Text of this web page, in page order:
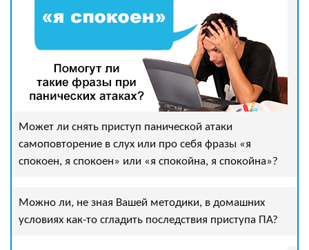
Может ли снять приступ панической атаки
самоповторение в слух или про себя фразы «я
спокоен, я спокоен» или «я спокойна, я спокойна»?
Можно ли, не зная Вашей методики, в домашних
условиях как-то сгладить последствия приступа ПА?